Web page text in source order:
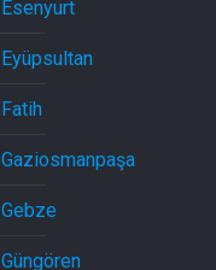
Esenyurt
Eyüpsultan
Fatih
Gaziosmanpaşa
Gebze
Güngören